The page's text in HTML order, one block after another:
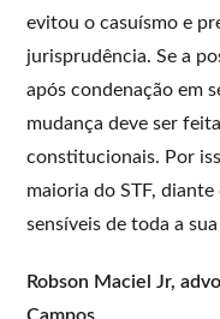
evitou o casuísmo e
jurisprudência. Se a
após condenação em
mudança deve ser
constitucionais. Por
maioria do STF,
sensíveis de toda a
Robson Maciel Jr,
Campos